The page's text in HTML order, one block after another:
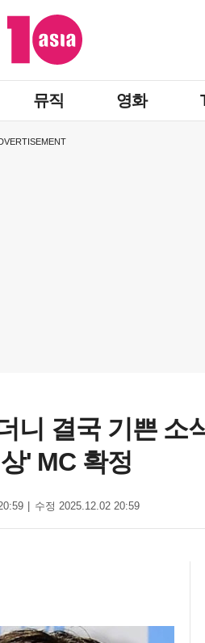
뮤직 영화
니 결국 기쁜 소
' MC 확정
수정 2025.12.02 20:59